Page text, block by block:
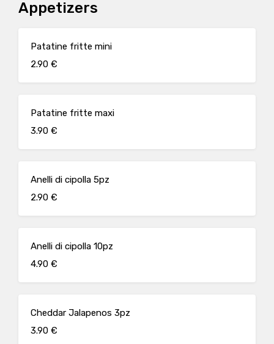
Appetizers
Patatine fritte mini
2.90 €
Patatine fritte maxi
3.90 €
Anelli di cipolla 5pz
2.90 €
Anelli di cipolla 10pz
4.90 €
Cheddar Jalapenos 3pz
3.90 €